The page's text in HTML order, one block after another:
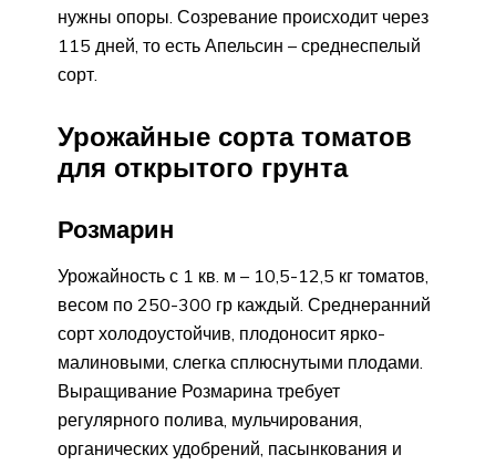
нужны опоры. Созревание происходит через
115 дней, то есть Апельсин – среднеспелый
сорт.
Урожайные сорта томатов
для открытого грунта
Розмарин
Урожайность с 1 кв. м – 10,5-12,5 кг томатов,
весом по 250-300 гр каждый. Среднеранний
сорт холодоустойчив, плодоносит ярко-
малиновыми, слегка сплюснутыми плодами.
Выращивание Розмарина требует
регулярного полива, мульчирования,
органических удобрений, пасынкования и